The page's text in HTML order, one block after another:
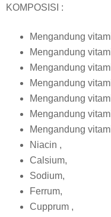
KOMPOSISI :
Mengandung
Mengandung
Mengandung
Mengandung
Mengandung
Mengandung
Mengandung
Niacin ,
Calsium,
Sodium,
Ferrum,
Cupprum ,